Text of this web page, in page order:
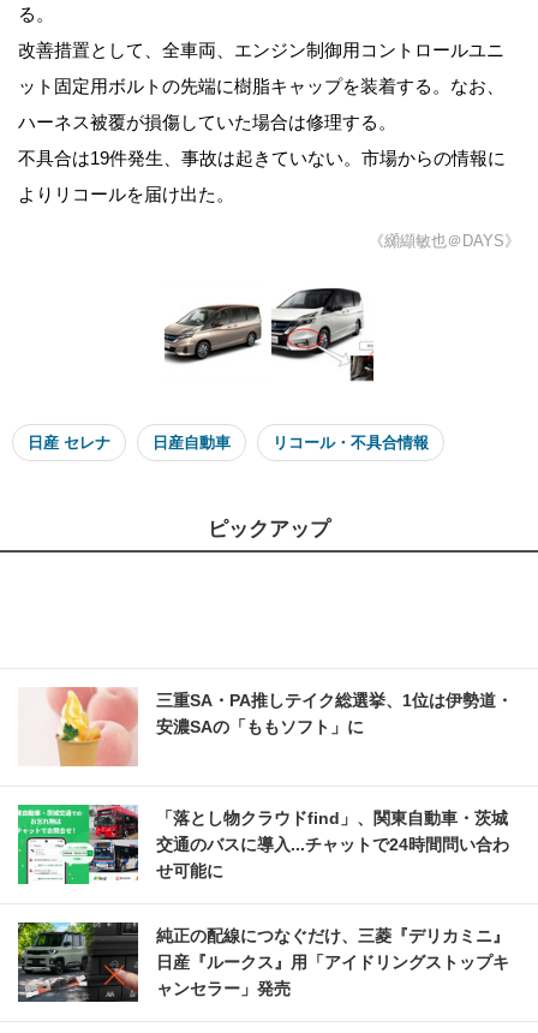
る。
改善措置として、全車両、エンジン制御用コントロールユニ
ット固定用ボルトの先端に樹脂キャップを装着する。なお、
ハーネス被覆が損傷していた場合は修理する。
不具合は19件発生、事故は起きていない。市場からの情報に
よりリコールを届け出た。
《纐纈敏也＠DAYS》
日産 セレナ 日産自動車 リコール・不具合情報
ピックアップ
三重SA・PA推しテイク総選挙、1位は伊勢道・
安濃SAの「ももソフト」に
「落とし物クラウドfind」、関東自動車・茨城
交通のバスに導入...チャットで24時間問い合わ
せ可能に
純正の配線につなぐだけ、三菱『デリカミニ』
日産『ルークス』用「アイドリングストップキ
ャンセラー」発売